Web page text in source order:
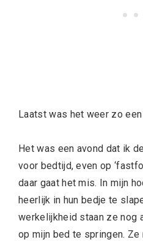
Laatst was het weer zo een
Het was een avond dat ik
voor bedtijd, even op
daar gaat het mis. In mijn
heerlijk in hun bedje te
werkelijkheid staan ze nog
op mijn bed te springen.